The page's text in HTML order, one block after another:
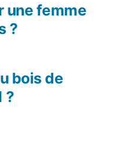
:
bois de
?
:
une femme
?